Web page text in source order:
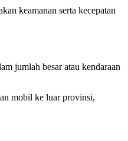
keamanan serta kecepatan
jumlah besar atau kendaraan
mobil ke luar provinsi,